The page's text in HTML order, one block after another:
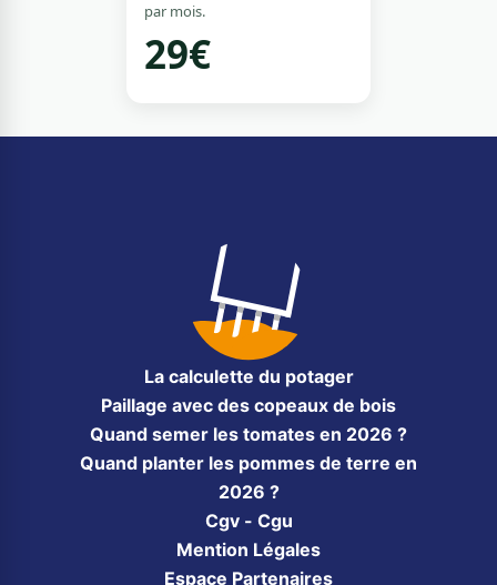
par mois.
29€
La calculette du potager
Paillage avec des copeaux de bois
Quand semer les tomates en 2026 ?
Quand planter les pommes de terre en
2026 ?
Cgv - Cgu
Mention Légales
Espace Partenaires